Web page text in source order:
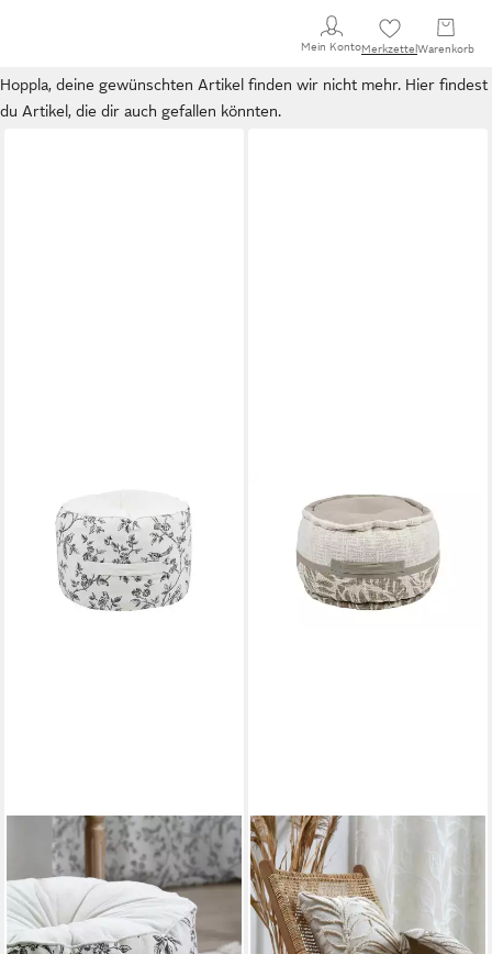
Mein KontoMerkzettel Warenkorb
Hoppla, deine gewünschten Artikel finden wir nicht mehr. Hier findest
du Artikel, die dir auch gefallen könnten.